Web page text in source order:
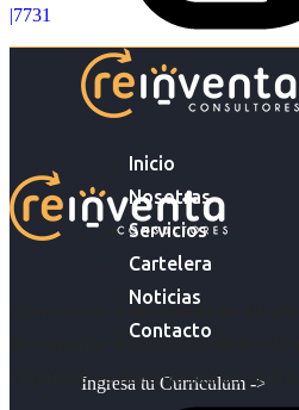
Inicio
Nosotras
Servicios
Cartelera
Noticias
Contacto
Ingresa tu Curriculum ->
|7731
Acompañar a empresas en su
acompañar a personas en la
objetivos es para nosotros un